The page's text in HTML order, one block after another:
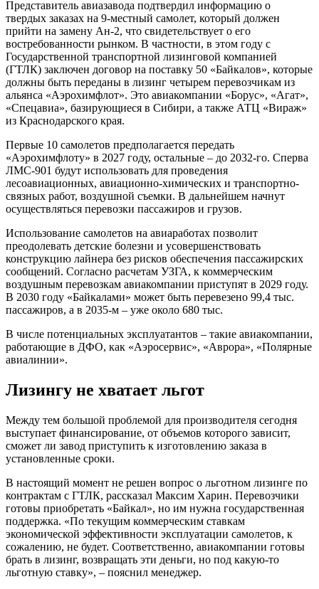
Представитель авиазавода подтвердил информацию о
твердых заказах на 9-местный самолет, который должен
прийти на замену Ан-2, что свидетельствует о его
востребованности рынком. В частности, в этом году с
Государственной транспортной лизинговой компанией
(ГТЛК) заключен договор на поставку 50 «Байкалов», которые
должны быть переданы в лизинг четырем перевозчикам из
альянса «Аэрохимфлот». Это авиакомпании «Борус», «Агат»,
«Спецавиа», базирующиеся в Сибири, а также АТЦ «Вираж»
из Краснодарского края.
Первые 10 самолетов предполагается передать
«Аэрохимфлоту» в 2027 году, остальные – до 2032-го. Сперва
ЛМС-901 будут использовать для проведения
лесоавиационных, авиационно-химических и транспортно-
связных работ, воздушной съемки. В дальнейшем начнут
осуществляться перевозки пассажиров и грузов.
Использование самолетов на авиаработах позволит
преодолевать детские болезни и усовершенствовать
конструкцию лайнера без рисков обеспечения пассажирских
сообщений. Согласно расчетам УЗГА, к коммерческим
воздушным перевозкам авиакомпании приступят в 2029 году.
В 2030 году «Байкалами» может быть перевезено 99,4 тыс.
пассажиров, а в 2035-м – уже около 680 тыс.
В числе потенциальных эксплуатантов – такие авиакомпании,
работающие в ДФО, как «Аэросервис», «Аврора», «Полярные
авиалинии».
Лизингу не хватает льгот
Между тем большой проблемой для производителя сегодня
выступает финансирование, от объемов которого зависит,
сможет ли завод приступить к изготовлению заказа в
установленные сроки.
В настоящий момент не решен вопрос о льготном лизинге по
контрактам с ГТЛК, рассказал Максим Харин. Перевозчики
готовы приобретать «Байкал», но им нужна государственная
поддержка. «По текущим коммерческим ставкам
экономической эффективности эксплуатации самолетов, к
сожалению, не будет. Соответственно, авиакомпании готовы
брать в лизинг, возвращать эти деньги, но под какую-то
льготную ставку», – пояснил менеджер.